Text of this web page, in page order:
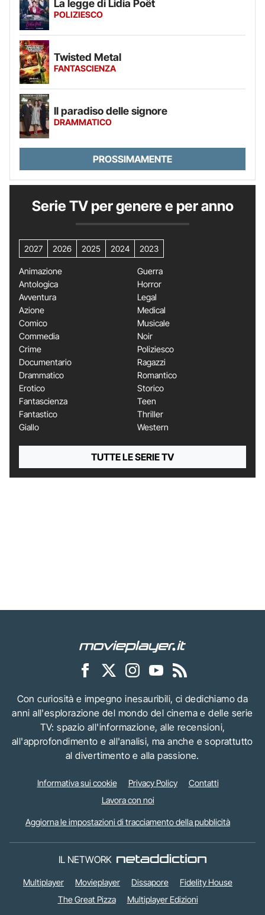
La legge di Lidia Poët
POLIZIESCO
Twisted Metal
FANTASCIENZA
Il paradiso delle signore
DRAMMATICO
PROSSIMAMENTE
Serie TV per genere e per anno
2027 2026 2025 2024 2023
Animazione
Antologica
Avventura
Azione
Comico
Commedia
Crime
Documentario
Drammatico
Erotico
Fantascienza
Fantastico
Giallo
Guerra
Horror
Legal
Medical
Musicale
Noir
Poliziesco
Ragazzi
Romantico
Storico
Teen
Thriller
Western
TUTTE LE SERIE TV
Con curiosità e impegno inesauribili, ci dedichiamo da
anni all'esplorazione del mondo del cinema e delle serie
TV: spazio all'informazione, alle recensioni,
all'approfondimento e all'analisi, ma anche e soprattutto
al divertimento e alla passione.
Informativa sui cookie Privacy Policy
Contatti
Lavora con noi
Aggiorna le impostazioni di tracciamento della pubblicità
IL NETWORK
Multiplayer Movieplayer Dissapore
Fidelity House
The Great Pizza
Multiplayer Edizioni